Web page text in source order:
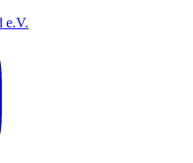
e.V.